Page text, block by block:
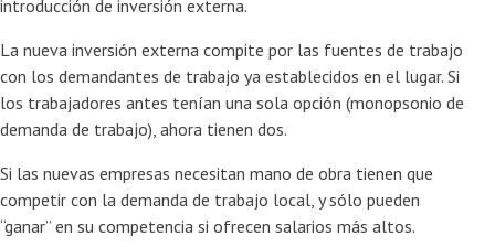
introducción de inversión externa.
La nueva inversión externa compite por las fuentes de trabajo
con los demandantes de trabajo ya establecidos en el lugar. Si
los trabajadores antes tenían una sola opción (monopsonio de
demanda de trabajo), ahora tienen dos.
Si las nuevas empresas necesitan mano de obra tienen que
competir con la demanda de trabajo local, y sólo pueden
“ganar” en su competencia si ofrecen salarios más altos.